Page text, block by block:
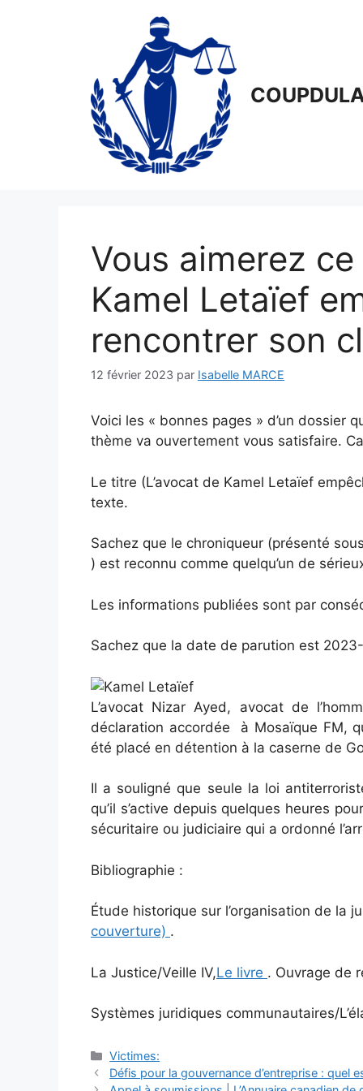
Vous aimerez
Kamel Letaïef
rencontrer son
12 février 2023 par Isabelle MARCE
Voici les « bonnes pages » d’un dossier
thème va ouvertement vous satisfaire.
Le titre (L’avocat de Kamel Letaïef
texte.
Sachez que le chroniqueur (présenté
) est reconnu comme quelqu’un de
Les informations publiées sont par
Sachez que la date de parution est
L’avocat Nizar Ayed, avocat de
déclaration accordée à Mosaïque FM,
été placé en détention à la caserne de
Il a souligné que seule la loi
qu’il s’active depuis quelques heures
sécuritaire ou judiciaire qui a ordonné
Bibliographie :
Étude historique sur l’organisation de la
couverture) .
La Justice/Veille IV,Le livre . Ouvrage de
Systèmes juridiques communautaires/
Catégories
Victimes:
Navigation
Défis pour la gouvernance d’entreprise : quel